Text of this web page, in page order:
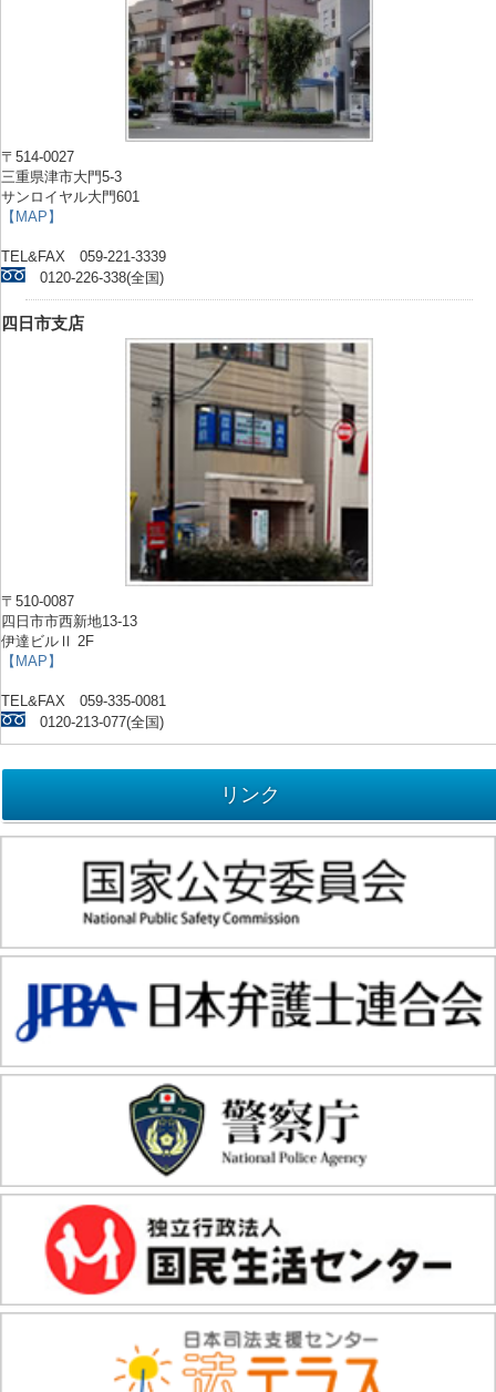
〒514-0027
三重県津市大門5-3
サンロイヤル大門601
【MAP】
TEL&FAX 059-221-3339
0120-226-338(全国)
四日市支店
〒510-0087
四日市市西新地13-13
伊達ビルⅡ 2F
【MAP】
TEL&FAX 059-335-0081
0120-213-077(全国)
リンク